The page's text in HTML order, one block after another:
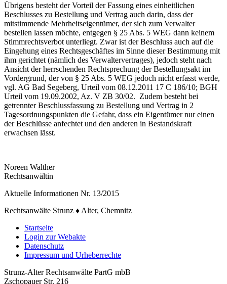
Übrigens besteht der Vorteil der Fassung eines einheitlichen
Beschlusses zu Bestellung und Vertrag auch darin, dass der
mitstimmende Mehrheitseigentümer, der sich zum Verwalter
bestellen lassen möchte, entgegen § 25 Abs. 5 WEG dann keinem
Stimmrechtsverbot unterliegt. Zwar ist der Beschluss auch auf die
Eingehung eines Rechtsgeschäftes im Sinne dieser Bestimmung mit
ihm gerichtet (nämlich des Verwaltervertrages), jedoch steht nach
Ansicht der herrschenden Rechtsprechung der Bestellungsakt im
Vordergrund, der von § 25 Abs. 5 WEG jedoch nicht erfasst werde,
vgl. AG Bad Segeberg, Urteil vom 08.12.2011 17 C 186/10; BGH
Urteil vom 19.09.2002, Az. V ZB 30/02. Zudem besteht bei
getrennter Beschlussfassung zu Bestellung und Vertrag in 2
Tagesordnungspunkten die Gefahr, dass ein Eigentümer nur einen
der Beschlüsse anfechtet und den anderen in Bestandskraft
erwachsen lässt.
Noreen Walther
Rechtsanwältin
Aktuelle Informationen Nr. 13/2015
Rechtsanwälte Strunz ♦ Alter, Chemnitz
Startseite
Login zur Webakte
Datenschutz
Impressum und Urheberrechte
Strunz-Alter Rechtsanwälte PartG mbB
Zschopauer Str. 216